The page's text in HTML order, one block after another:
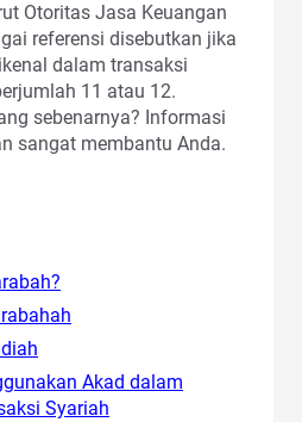
Otoritas Jasa Keuangan
referensi disebutkan jika
dalam transaksi
11 atau 12.
sebenarnya? Informasi
sangat membantu Anda.
Akad dalam
Syariah